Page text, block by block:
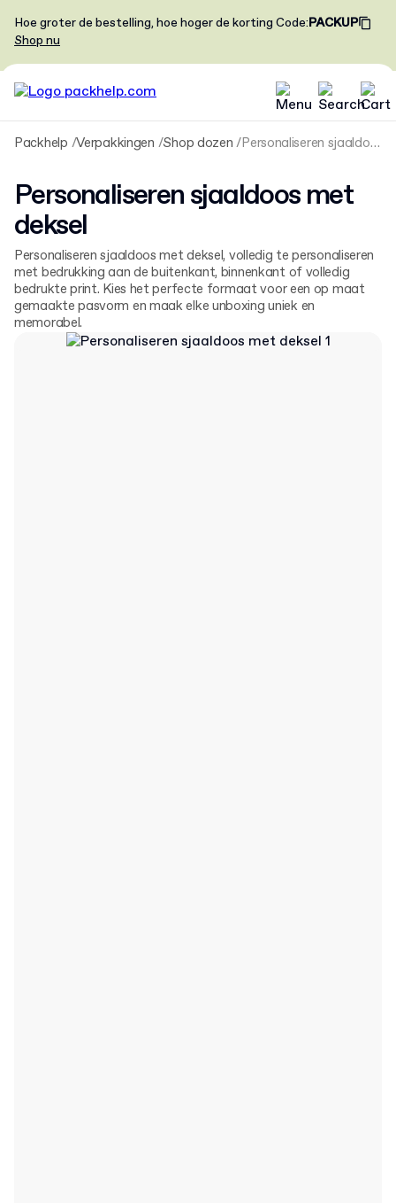
Hoe groter de bestelling, hoe hoger de korting Code:PACKUP
Shop nu
Packhelp Verpakkingen Shop dozen Personaliseren sjaaldoos met deksel
Personaliseren sjaaldoos met
deksel
Personaliseren sjaaldoos met deksel, volledig te personaliseren
met bedrukking aan de buitenkant, binnenkant of volledig
bedrukte print. Kies het perfecte formaat voor een op maat
gemaakte pasvorm en maak elke unboxing uniek en
memorabel.